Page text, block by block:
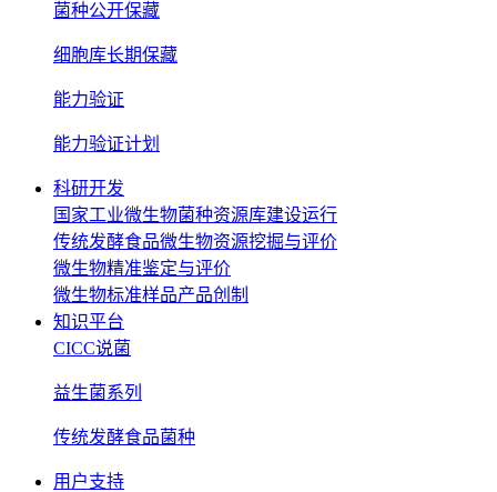
菌种公开保藏
细胞库长期保藏
能力验证
能力验证计划
科研开发
国家工业微生物菌种资源库建设运行
传统发酵食品微生物资源挖掘与评价
微生物精准鉴定与评价
微生物标准样品产品创制
知识平台
CICC说菌
益生菌系列
传统发酵食品菌种
用户支持